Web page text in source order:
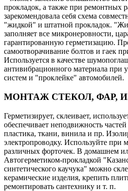
прокладок, а также при ремонтных
зарекомендовала себя схема
"жидкой" и штатной прокладок.
заполняет все микронеровности,
гарантированную герметизацию.
самоотворачивание болтов и гаек
Используется в качестве
антивибрационного материала при
систем и "проклейке" автомобилей.
МОНТАЖ СТЕКОЛ, ФАР,
Герметизирует, склеивает,
обеспечивает неподвижность частей
пластика, ткани, винила и пр.
электропроводку. Используйте при
различных форточек. В домашнем
Автогерметиком-прокладкой
синтетического каучука" можно
керамические изделия, крепить
ремонтировать сантехнику и т. п.